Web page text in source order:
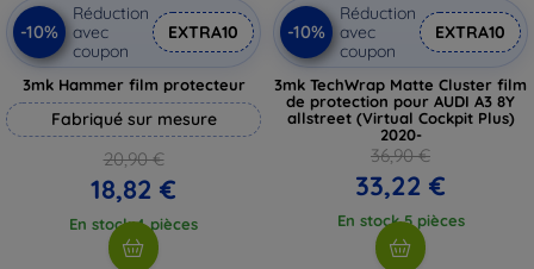
-10%
Réduction
avec
coupon
EXTRA10
3mk Hammer film protecteur
Fabriqué sur mesure
20,90 €
18,82 €
En stock 4 pièces
-10%
Réduction
avec
coupon
EXTRA10
3mk TechWrap Matte Cluster film
de protection pour AUDI A3 8Y
allstreet (Virtual Cockpit Plus)
2020-
36,90 €
33,22 €
En stock 5 pièces